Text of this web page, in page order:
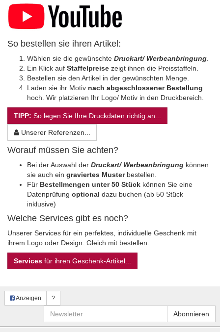
So bestellen sie ihren Artikel:
Wählen sie die gewünschte Druckart/ Werbeanbringung
Ein Klick auf Staffelpreise zeigt ihnen die Preisstaffeln.
Bestellen sie den Artikel in der gewünschten Menge.
Laden sie ihr Motiv nach abgeschlossener Bestellung
hoch. Wir platzieren Ihr Logo/ Motiv in den Druckbereich.
TIPP: So legen Sie Ihre Druckdaten richtig an...
Unserer Referenzen...
Worauf müssen Sie achten?
Bei der Auswahl der Druckart/ Werbeanbringung können
sie auch ein graviertes Musterbestellen.
Für Bestellmengen unter 50 Stück können Sie eine
Datenprüfung optional dazu buchen (ab 50 Stück
inklusive)
Welche Services gibt es noch?
Unserer Services für ein perfektes, individuelle Geschenk mit
ihrem Logo oder Design. Gleich mit bestellen.
Services für ihren Geschenk-Artikel...
Anzeigen ?
Newsletter Abonnieren